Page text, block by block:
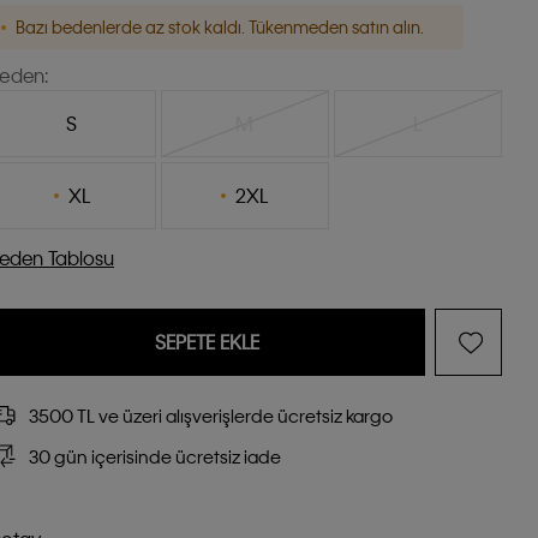
Bazı bedenlerde az stok kaldı. Tükenmeden satın alın.
S
XL 2XL
Tablosu
SEPETE EKLE
3500 TL ve üzeri alışverişlerde ücretsiz kargo
30 gün içerisinde ücretsiz iade